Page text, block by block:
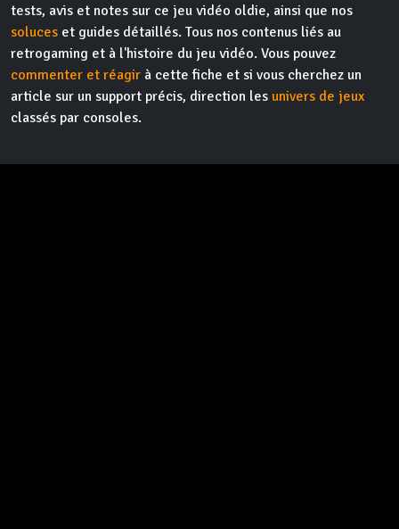
tests, avis et notes sur ce jeu vidéo oldie, ainsi que nos
soluces et guides détaillés. Tous nos contenus liés au
retrogaming et à l'histoire du jeu vidéo. Vous pouvez
commenter et réagir à cette fiche et si vous cherchez un
article sur un support précis, direction les univers de jeux
classés par consoles.